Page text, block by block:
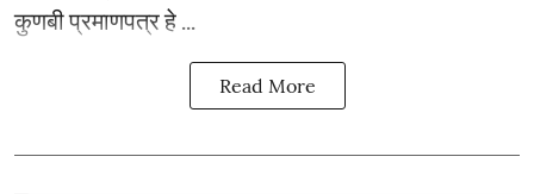
कुणबी प्रमाणपत्र हे ...
Read More